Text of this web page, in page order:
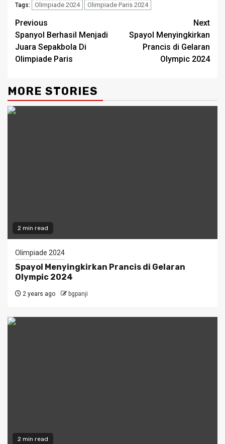
Tags: Olimpiade 2024 Olimpiade Paris 2024
Continue
Reading
Previous
Spanyol Berhasil Menjadi
Juara Sepakbola Di
Olimpiade Paris
Next
Spayol Menyingkirkan
Prancis di Gelaran
Olympic 2024
MORE STORIES
2 min read
Olimpiade 2024
Spayol Menyingkirkan Prancis di Gelaran
Olympic 2024
2 years ago bgpanji
2 min read